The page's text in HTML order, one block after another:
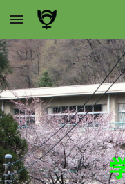
Skip to main content